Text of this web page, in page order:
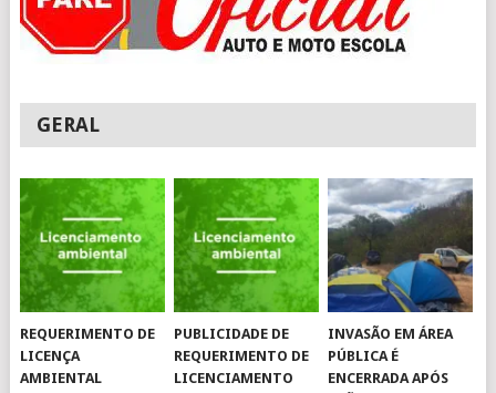
GERAL
REQUERIMENTO DE
LICENÇA
AMBIENTAL
PUBLICIDADE DE
REQUERIMENTO DE
LICENCIAMENTO
INVASÃO EM ÁREA
PÚBLICA É
ENCERRADA APÓS